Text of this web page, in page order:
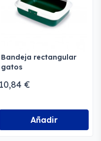
Bandeja rectangular
gatos
10,84 €
Añadir